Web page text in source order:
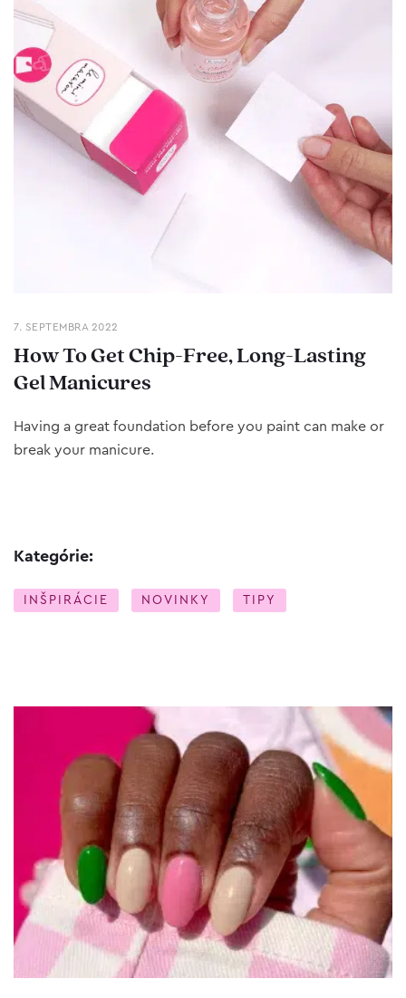
7. SEPTEMBRA 2022
How To Get Chip-Free, Long-Lasting
Gel Manicures
Having a great foundation before you paint can make or
break your manicure.
Kategórie:
INŠPIRÁCIE NOVINKY TIPY